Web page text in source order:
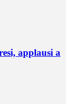
applausi a